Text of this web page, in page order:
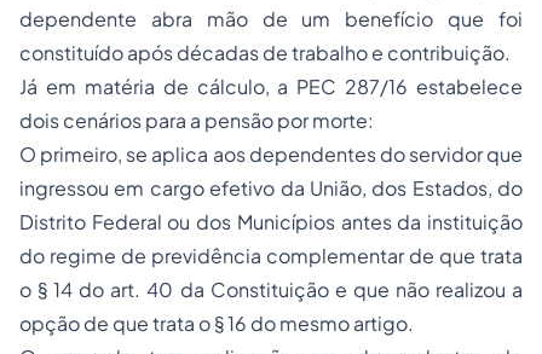
dependente abra mão de um benefício que foi
constituído após décadas de trabalho e contribuição.
Já em matéria de cálculo, a PEC 287/16 estabelece
dois cenários para a pensão por morte:
O primeiro, se aplica aos dependentes do servidor que
ingressou em cargo efetivo da União, dos Estados, do
Distrito Federal ou dos Municípios antes da instituição
do regime de previdência complementar de que trata
o § 14 do art. 40 da Constituição e que não realizou a
opção de que trata o § 16 do mesmo artigo.